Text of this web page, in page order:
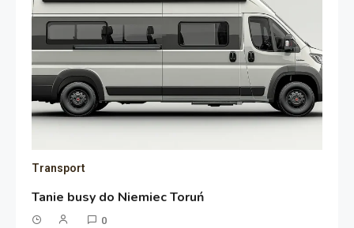
Transport
Tanie busy do Niemiec Toruń
0